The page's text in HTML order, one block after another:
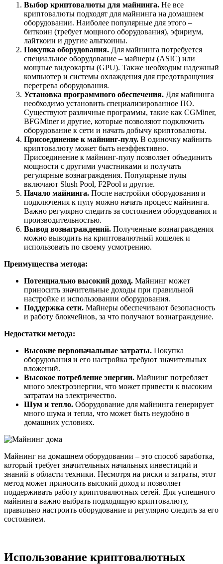
Выбор криптовалюты для майнинга. Не все
криптовалюты подходят для майнинга на домашнем
оборудовании. Наиболее популярные для этого –
биткоин (требует мощного оборудования), эфириум,
лайткоин и другие альткоины.
Покупка оборудования. Для майнинга потребуется
специальное оборудование – майнеры (ASIC) или
мощные видеокарты (GPU). Также необходим надежный
компьютер и системы охлаждения для предотвращения
перегрева оборудования.
Установка программного обеспечения. Для майнинга
необходимо установить специализированное ПО.
Существуют различные программы, такие как CGMiner,
BFGMiner и другие, которые позволяют подключить
оборудование к сети и начать добычу криптовалюты.
Присоединение к майнинг-пулу. В одиночку майнить
криптовалюту может быть неэффективно.
Присоединение к майнинг-пулу позволяет объединить
мощности с другими участниками и получать
регулярные вознаграждения. Популярные пулы
включают Slush Pool, F2Pool и другие.
Начало майнинга. После настройки оборудования и
подключения к пулу можно начать процесс майнинга.
Важно регулярно следить за состоянием оборудования и
производительностью.
Вывод вознаграждений. Полученные вознаграждения
можно выводить на криптовалютный кошелек и
использовать по своему усмотрению.
Преимущества метода:
Потенциально высокий доход. Майнинг может
приносить значительные доходы при правильной
настройке и использовании оборудования.
Поддержка сети. Майнеры обеспечивают безопасность
и работу блокчейнов, за что получают вознаграждение.
Недостатки метода:
Высокие первоначальные затраты. Покупка
оборудования и его настройка требуют значительных
вложений.
Высокое потребление энергии. Майнинг потребляет
много электроэнергии, что может привести к высоким
затратам на электричество.
Шум и тепло. Оборудование для майнинга генерирует
много шума и тепла, что может быть неудобно в
домашних условиях.
Майнинг на домашнем оборудовании – это способ заработка,
который требует значительных начальных инвестиций и
знаний в области техники. Несмотря на риски и затраты, этот
метод может приносить высокий доход и позволяет
поддерживать работу криптовалютных сетей. Для успешного
майнинга важно выбрать подходящую криптовалюту,
правильно настроить оборудование и регулярно следить за его
состоянием.
Использование криптовалютных